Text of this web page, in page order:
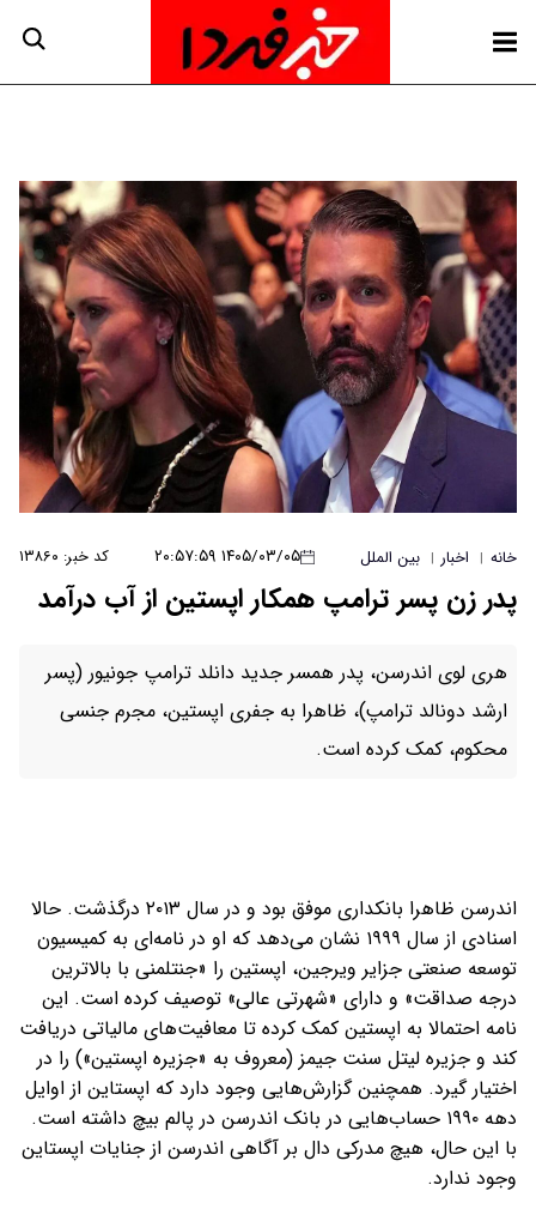
خانه | اخبار | بین الملل ۱۴۰۵/۰۳/۰۵ ۲۰:۵۷:۵۹ کد خبر: ۱۳۸۶۰
پدر زن پسر ترامپ همکار اپستین از آب درآمد
هری لوی اندرسن، پدر همسر جدید دانلد ترامپ جونیور (پسر
ارشد دونالد ترامپ)، ظاهرا به جفری اپستین، مجرم جنسی
محکوم، کمک کرده است.
اندرسن ظاهرا بانکداری موفق بود و در سال ۲۰۱۳ درگذشت. حالا
اسنادی از سال ۱۹۹۹ نشان می‌دهد که او در نامه‌ای به کمیسیون
توسعه صنعتی جزایر ویرجین، اپستین را «جنتلمنی با بالاترین
درجه صداقت» و دارای «شهرتی عالی» توصیف کرده است. این
نامه احتمالا به اپستین کمک کرده تا معافیت‌های مالیاتی دریافت
کند و جزیره لیتل سنت جیمز (معروف به «جزیره اپستین») را در
اختیار گیرد. همچنین گزارش‌هایی وجود دارد که اپستاین از اوایل
دهه ۱۹۹۰ حساب‌هایی در بانک اندرسن در پالم بیچ داشته است.
با این حال، هیچ مدرکی دال بر آگاهی اندرسن از جنایات اپستاین
وجود ندارد.